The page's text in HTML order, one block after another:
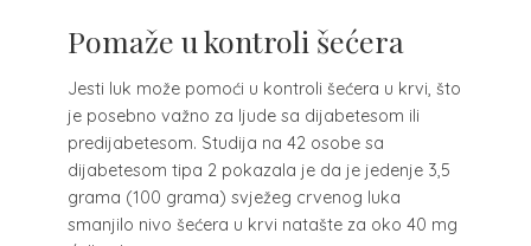
Pomaže u kontroli šećera
Jesti luk može pomoći u kontroli šećera u krvi, što
je posebno važno za ljude sa dijabetesom ili
predijabetesom. Studija na 42 osobe sa
dijabetesom tipa 2 pokazala je da je jedenje 3,5
grama (100 grama) svježeg crvenog luka
smanjilo nivo šećera u krvi natašte za oko 40 mg